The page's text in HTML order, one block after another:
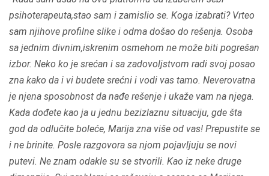
u
t
o
f
5
a
t
e
d
5
.
0
o
u
t
o
psihoterapeuta,stao sam i zamislio se. Koga izabrati? Vrteo
sam njihove profilne slike i odma došao do rešenja. Osoba
sa jednim divnim,iskrenim osmehom ne može biti pogrešan
izbor. Neko ko je srećan i sa zadovoljstvom radi svoj posao
zna kako da i vi budete srećni i vodi vas tamo. Neverovatna
je njena sposobnost da nađe rešenje i ukaže vam na njega.
Kada dođete kao ja u jednu bezizlaznu situaciju, gde šta
god da odlučite boleće, Marija zna više od vas! Prepustite se
i ne brinite. Posle razgovora sa njom pojavljuju se novi
putevi. Ne znam odakle su se stvorili. Kao iz neke druge